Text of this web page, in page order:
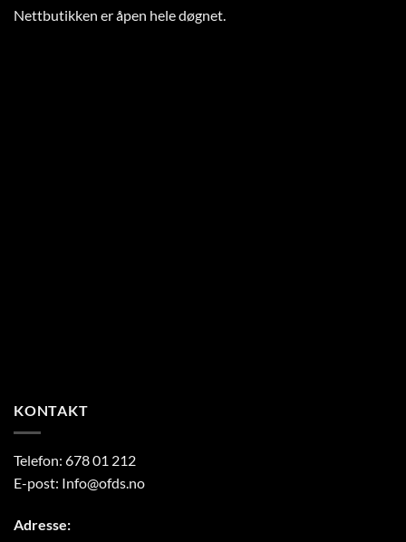
Nettbutikken er åpen hele døgnet.
KONTAKT
Telefon: 678 01 212
E-post: Info@ofds.no
Adresse: